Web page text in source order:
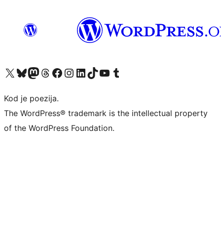
Visit our X (formerly Twitter) account
Visit our Bluesky account
Visit our Mastodon account
Visit our Threads account
Visit our Facebook page
Visit our Instagram account
Visit our LinkedIn account
Visit our TikTok account
Visit our YouTube channel
Visit our Tumblr account
Kod je poezija.
The WordPress® trademark is the intellectual property
of the WordPress Foundation.